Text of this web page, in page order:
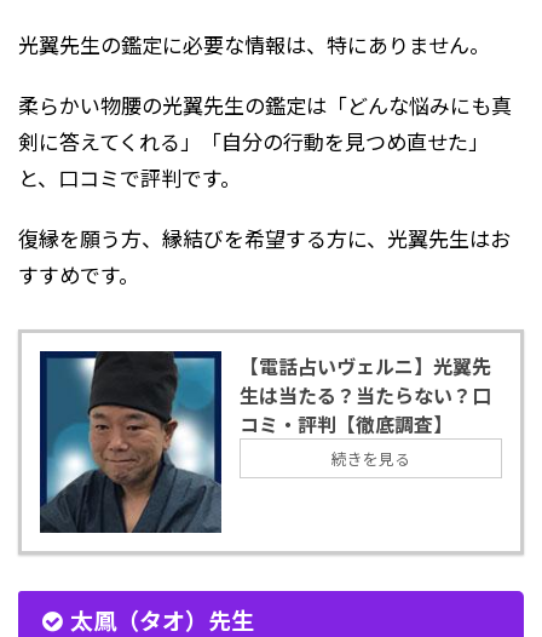
光翼先生の鑑定に必要な情報は、特にありません。
柔らかい物腰の光翼先生の鑑定は「どんな悩みにも真
剣に答えてくれる」「自分の行動を見つめ直せた」
と、口コミで評判です。
復縁を願う方、縁結びを希望する方に、光翼先生はお
すすめです。
【電話占いヴェルニ】光翼先
生は当たる？当たらない？口
コミ・評判【徹底調査】
続きを見る
太鳳（タオ）先生